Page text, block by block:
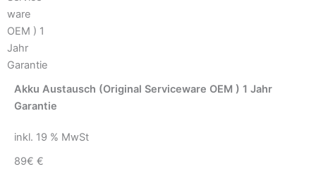
Akku Austausch (Original Serviceware OEM ) 1 Jahr
Garantie
inkl. 19 % MwSt
89€ €